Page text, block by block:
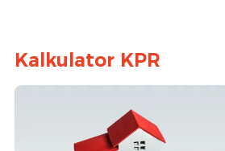
Kalkulator KPR